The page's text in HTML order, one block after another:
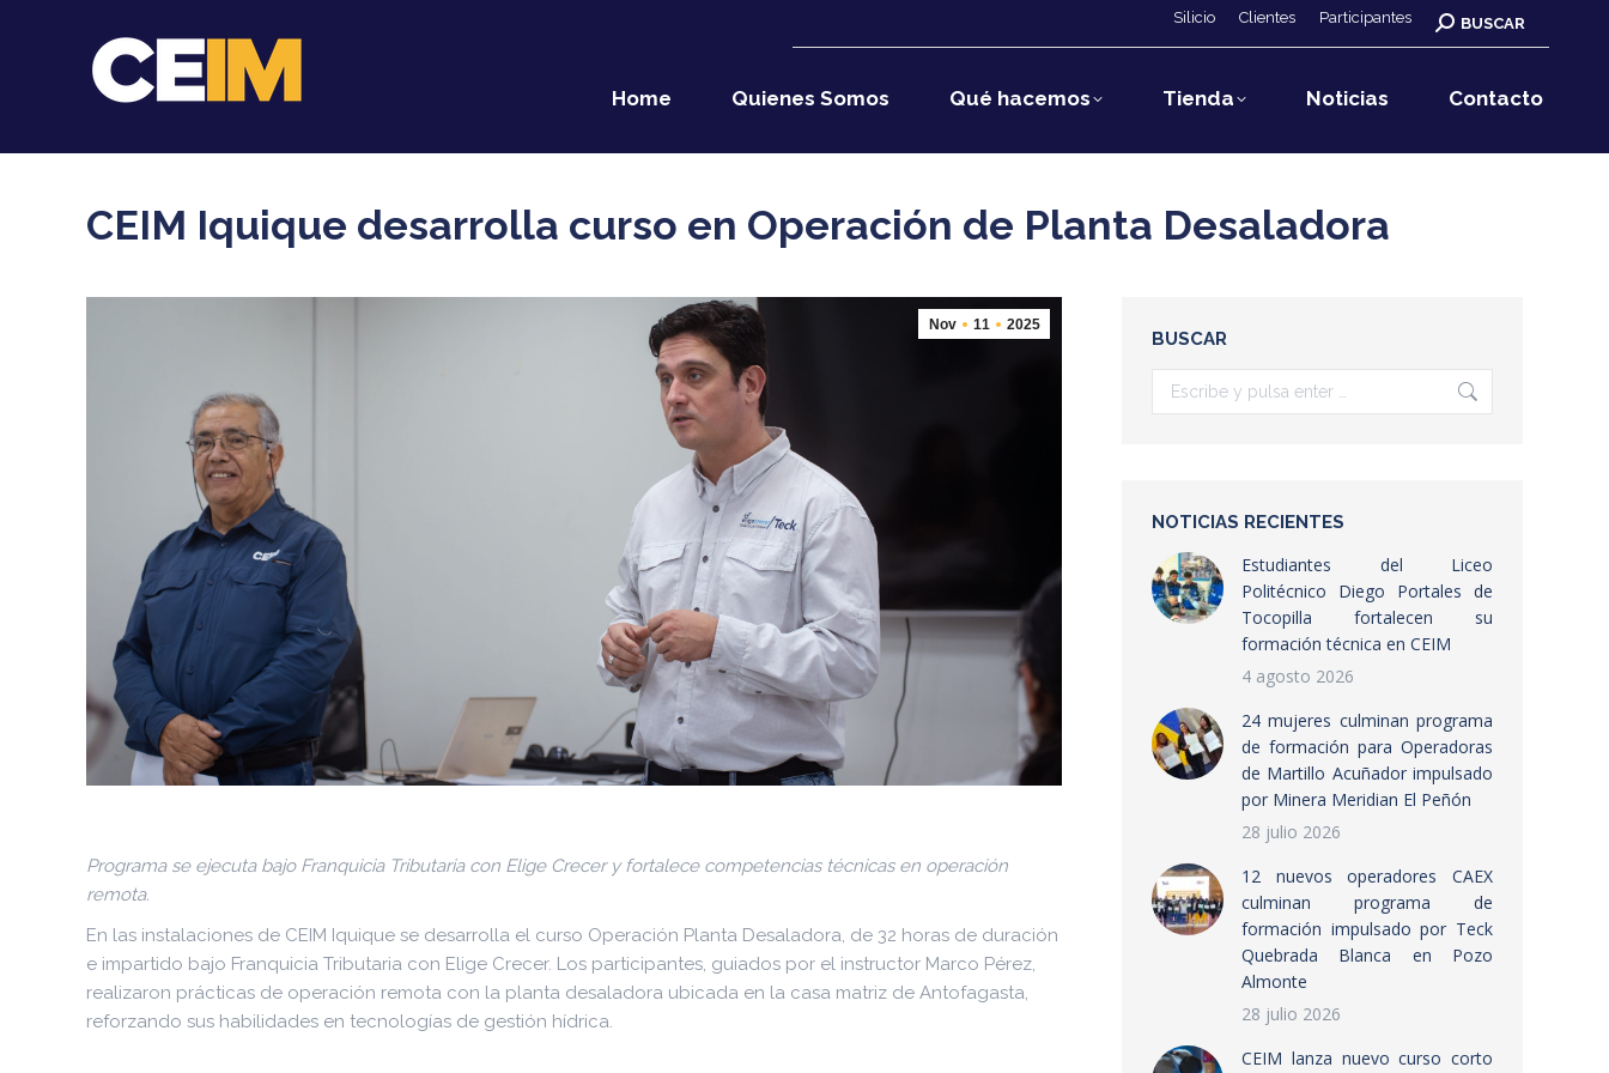
Silicio Clientes Participantes Buscar:
BUSCAR
Home Quienes Somos Qué hacemos Tienda Noticias Contacto
CEIM Iquique desarrolla curso en Operación de Planta Desaladora
Nov 11 2025
Programa se ejecuta bajo Franquicia Tributaria con Elige Crecer y fortalece competencias técnicas en operación
remota.
En las instalaciones de CEIM Iquique se desarrolla el curso Operación Planta Desaladora, de 32 horas de duración
e impartido bajo Franquicia Tributaria con Elige Crecer. Los participantes, guiados por el instructor Marco Pérez,
realizaron prácticas de operación remota con la planta desaladora ubicada en la casa matriz de Antofagasta,
reforzando sus habilidades en tecnologías de gestión hídrica.
BUSCAR
Buscar:
NOTICIAS RECIENTES
Estudiantes del Liceo
Politécnico Diego Portales de
Tocopilla fortalecen su
formación técnica en CEIM
4 agosto 2026
24 mujeres culminan programa
de formación para Operadoras
de Martillo Acuñador impulsado
por Minera Meridian El Peñón
28 julio 2026
12 nuevos operadores CAEX
culminan programa de
formación impulsado por Teck
Quebrada Blanca en Pozo
Almonte
28 julio 2026
CEIM lanza nuevo curso corto